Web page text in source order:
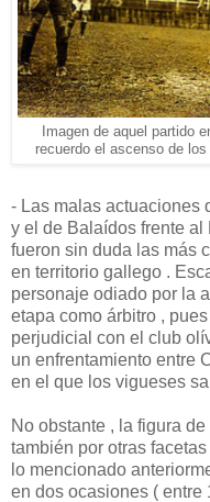
Imagen de aquel partido
recuerdo el ascenso de
- Las malas actuaciones
y el de Balaídos frente al
fueron sin duda las más
en territorio gallego .
personaje odiado por la
etapa como árbitro ,
perjudicial con el club
un enfrentamiento entre
en el que los vigueses
No obstante , la figura
también por otras
lo mencionado
en dos ocasiones ( entre